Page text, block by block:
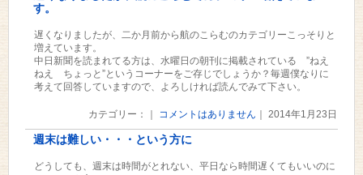
す。
遅くなりましたが、二か月前から航のこらむのカテゴリーこっそりと
増えています。
中日新聞を読まれてる方は、水曜日の朝刊に掲載されている ”ねえ
ねえ ちょっと”というコーナーをご存じでしょうか？毎週僕なりに
考えて回答していますので、よろしければ読んでみて下さい。
カテゴリー：｜ コメントはありません ｜ 2014年1月23日
週末は難しい・・・という方に
どうしても、週末は時間がとれない、平日なら時間遅くてもいいのに